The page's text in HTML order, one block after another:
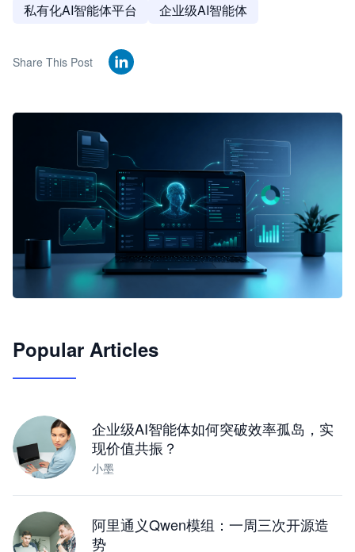
私有化AI智能体平台
企业级AI智能体
Share This Post
JimoClaw 桌面 AI Agent 工作台
Popular Articles
企业级AI智能体如何突破效率孤岛，实
现价值共振？
小墨
阿里通义Qwen模组：一周三次开源造
势